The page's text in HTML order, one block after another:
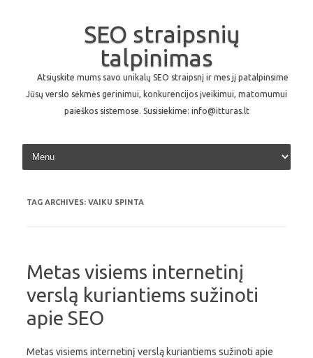
SEO straipsnių
talpinimas
Atsiųskite mums savo unikalų SEO straipsnį ir mes jį patalpinsime
Jūsų verslo sėkmės gerinimui, konkurencijos įveikimui, matomumui
paieškos sistemose. Susisiekime: info@itturas.lt
Skip to content
TAG ARCHIVES: VAIKU SPINTA
Metas visiems internetinį
verslą kuriantiems sužinoti
apie SEO
Metas visiems internetinį verslą kuriantiems sužinoti apie